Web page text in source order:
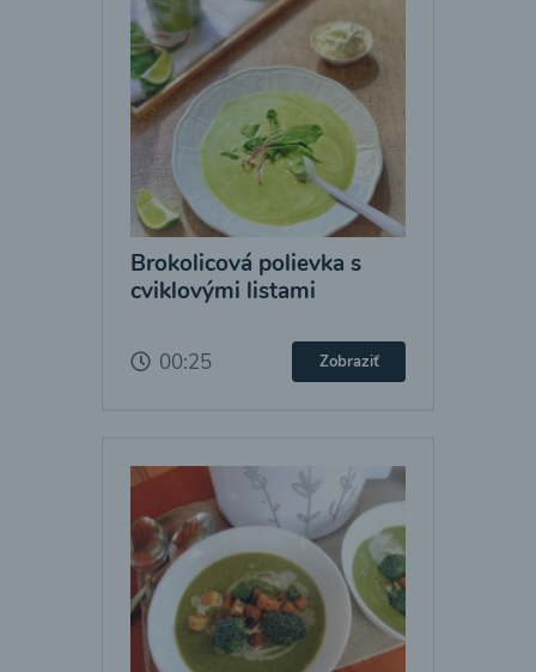
Brokolicová polievka s
cviklovými listami
00:25 Zobraziť